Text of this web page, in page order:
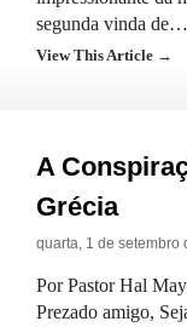
segunda vinda de…
View This Article →
A
Grécia
quarta, 1 de setembro
Por Pastor Hal
Prezado amigo,